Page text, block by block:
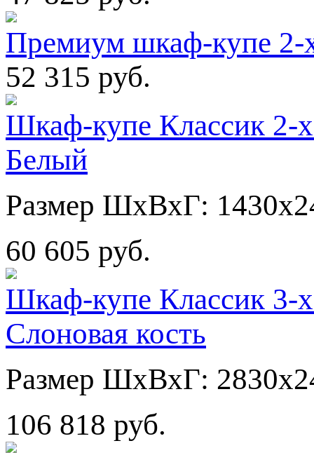
Премиум шкаф-купе
52 315 руб.
Шкаф-купе Классик 2-
Белый
Размер ШхВхГ:
60 605 руб.
Шкаф-купе Классик 3-
Слоновая кость
Размер ШхВхГ:
106 818 руб.